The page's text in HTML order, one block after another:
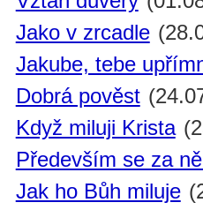
Jako v zrcadle
Jakube, tebe
Dobrá pověst
Když miluji Krista
Především se za
Jak ho Bůh miluje